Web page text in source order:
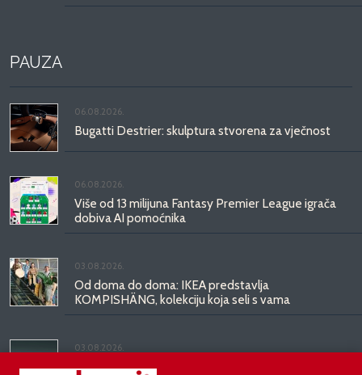
PAUZA
06.08.2026.
Bugatti Destrier: skulptura stvorena za vječnost
06.08.2026.
Više od 13 milijuna Fantasy Premier League igrača
dobiva AI pomoćnika
03.08.2026.
Od doma do doma: IKEA predstavlja
KOMPISHÄNG, kolekciju koja seli s vama
03.08.2026.
Kineski BYD predstavio luksuznu limuzinu veću od